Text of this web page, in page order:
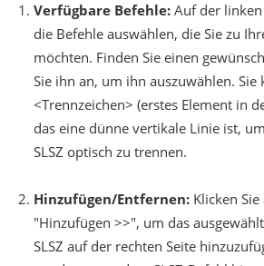
Verfügbare Befehle: Auf der
die Befehle auswählen, die Sie zu
möchten. Finden Sie einen
Sie ihn an, um ihn auszuwählen. Sie
<Trennzeichen> (erstes Element in
das eine dünne vertikale Linie ist,
SLSZ optisch zu trennen.
Hinzufügen/Entfernen: Klicken
"Hinzufügen >>", um das
SLSZ auf der rechten Seite